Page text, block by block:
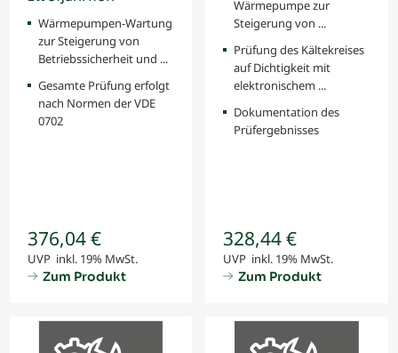
Wärmepumpen-Wartung
zur Steigerung von
Betriebssicherheit und ...
Gesamte Prüfung erfolgt
nach Normen der VDE
0702
376,04 €
UVP inkl. 19% MwSt.
Zum Produkt
Wärmepumpe zur
Steigerung von ...
Prüfung des Kältekreises
auf Dichtigkeit mit
elektronischem ...
Dokumentation des
Prüfergebnisses
328,44 €
UVP inkl. 19% MwSt.
Zum Produkt